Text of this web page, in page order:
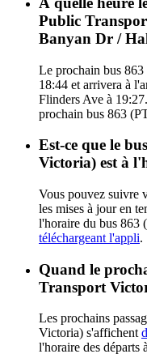
Public
Banyan Dr /
Le prochain bus
18:44 et arrivera à
Flinders Ave à
prochain bus 863
Est-ce que le
Victoria) est à
Vous pouvez suivre
les mises à jour en
l'horaire du bus 863
téléchargeant l'appli.
Quand le
Transport
Les prochains
Victoria) s'affichent
l'horaire des départs